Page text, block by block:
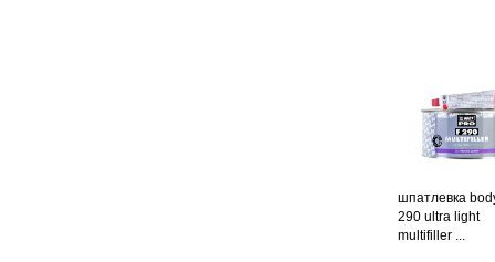
шпатлевка
290 ultra light
multifiller ...